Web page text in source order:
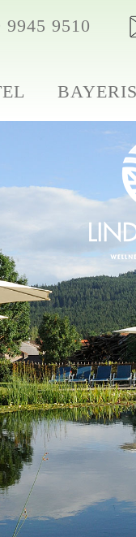
9945 9510